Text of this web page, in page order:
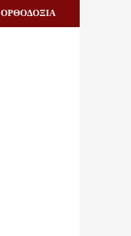
ΟΡΘΟΔΟΞΙΑ